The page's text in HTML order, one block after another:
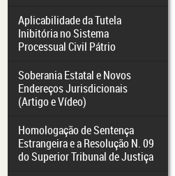
Aplicabilidade da Tutela
Inibitória no Sistema
Processual Civil Pátrio
Soberania Estatal e Novos
Endereços Jurisdicionais
(Artigo e Vídeo)
Homologação de Sentença
Estrangeira e a Resolução N. 09
do Superior Tribunal de Justiça